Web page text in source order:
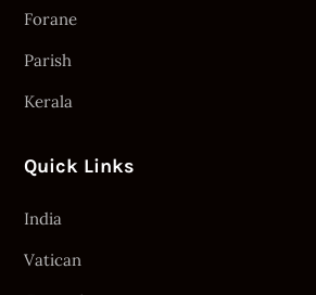
Forane
Parish
Kerala
Quick Links
India
Vatican